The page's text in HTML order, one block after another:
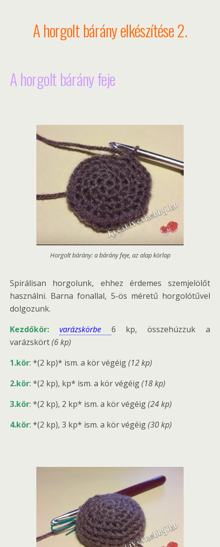
A horgolt bárány elkészítése 2.
A horgolt bárány feje
Horgolt bárány: a bárány feje, az alap körlap
Spirálisan horgolunk, ehhez érdemes szemjelölőt
használni. Barna fonallal, 5-ös méretű horgolótűvel
dolgozunk.
Kezdőkör:
varázskörbe 6 kp, összehúzzuk a
varázskört(6 kp)
1.kör: *(2 kp)* ism. a kör végéig(12 kp)
2.kör: *(2 kp), kp* ism. a kör végéig(18 kp)
3.kör: *(2 kp), 2 kp* ism. a kör végéig(24 kp)
4.kör: *(2 kp), 3 kp* ism. a kör végéig(30 kp)